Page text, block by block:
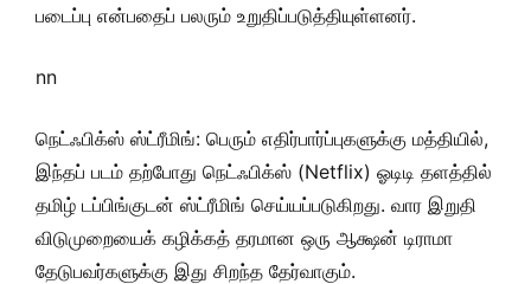
படைப்பு என்பதைப் பலரும் உறுதிப்படுத்தியுள்ளனர்.
nn
நெட்ஃபிக்ஸ் ஸ்ட்ரீமிங்: பெரும் எதிர்பார்ப்புகளுக்கு மத்தியில்,
இந்தப் படம் தற்போது நெட்ஃபிக்ஸ் (Netflix) ஓடிடி தளத்தில்
தமிழ் டப்பிங்குடன் ஸ்ட்ரீமிங் செய்யப்படுகிறது. வார இறுதி
விடுமுறையைக் கழிக்கத் தரமான ஒரு ஆக்ஷன் டிராமா
தேடுபவர்களுக்கு இது சிறந்த தேர்வாகும்.